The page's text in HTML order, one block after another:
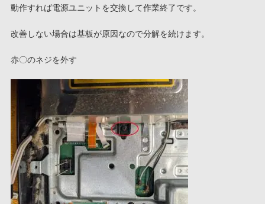
動作すれば電源ユニットを交換して作業終了です。
改善しない場合は基板が原因なので分解を続けます。
赤〇のネジを外す